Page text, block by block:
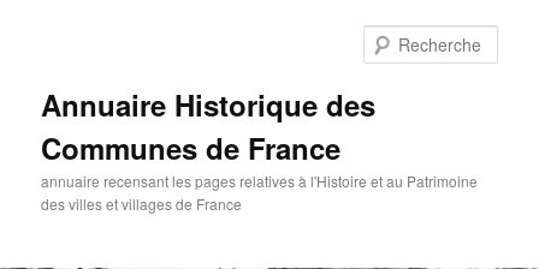
Annuaire Historique des
Communes de France
annuaire recensant les pages relatives à l'Histoire et au Patrimoine
des villes et villages de France